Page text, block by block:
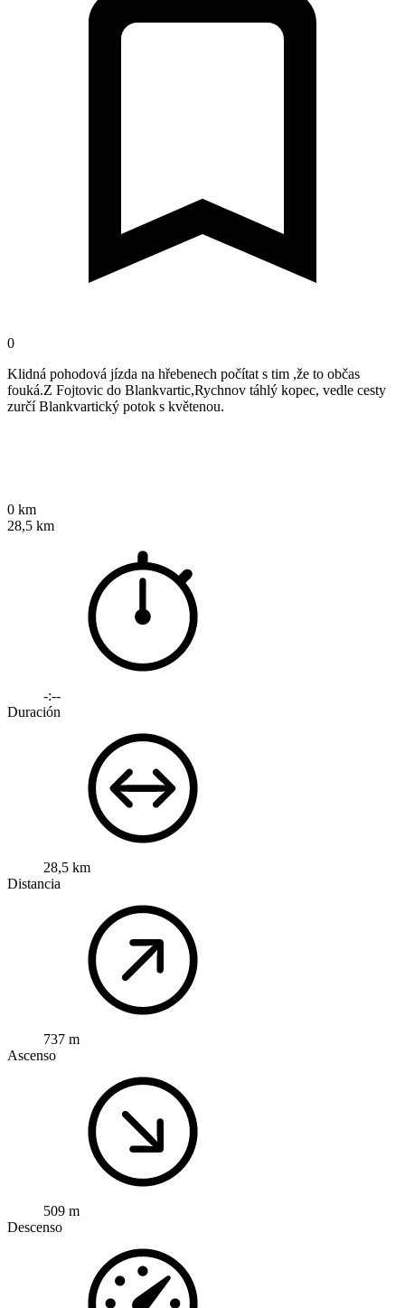
0
Klidná pohodová jízda na hřebenech počítat s tim ,že to občas
fouká.Z Fojtovic do Blankvartic,Rychnov táhlý kopec, vedle cesty
zurčí Blankvartický potok s květenou.
0 km
28,5 km
-:--
Duración
28,5 km
Distancia
737 m
Ascenso
509 m
Descenso